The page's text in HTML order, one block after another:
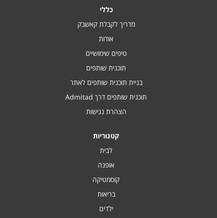
כללי
מדריך לקבלת קאשבק
אודות
טיפים שימושיים
תוכנית שותפים
בניית תוכנית שותפים לאתר
תוכנית שותפים דרך Admitad
הצהרת נגישות
קטגוריות
לבית
אופנה
קוסמטיקה
בריאות
ילדים